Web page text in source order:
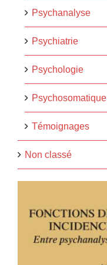
Psychanalyse
Psychiatrie
Psychologie
Psychosomatique
Témoignages
Non classé